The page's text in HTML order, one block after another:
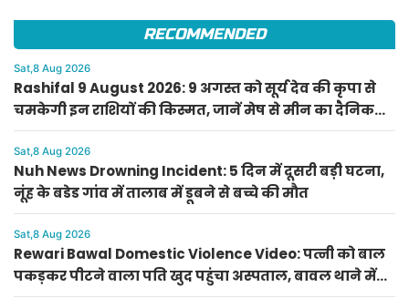
RECOMMENDED
Sat,8 Aug 2026
Rashifal 9 August 2026: 9 अगस्त को सूर्य देव की कृपा से
चमकेगी इन राशियों की किस्मत, जानें मेष से मीन का दैनिक
राशिफल
Sat,8 Aug 2026
Nuh News Drowning Incident: 5 दिन में दूसरी बड़ी घटना,
नूंह के बडेड गांव में तालाब में डूबने से बच्चे की मौत
Sat,8 Aug 2026
Rewari Bawal Domestic Violence Video: पत्नी को बाल
पकड़कर पीटने वाला पति खुद पहुंचा अस्पताल, बावल थाने में
केस दर्ज